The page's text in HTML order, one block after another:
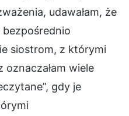
udawałam, że
siostrom, z którymi
oznaczałam wiele
gdy je